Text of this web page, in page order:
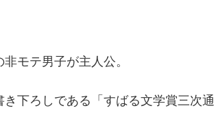
モテ男子が主人公。
下ろしである「すばる文学賞三次通